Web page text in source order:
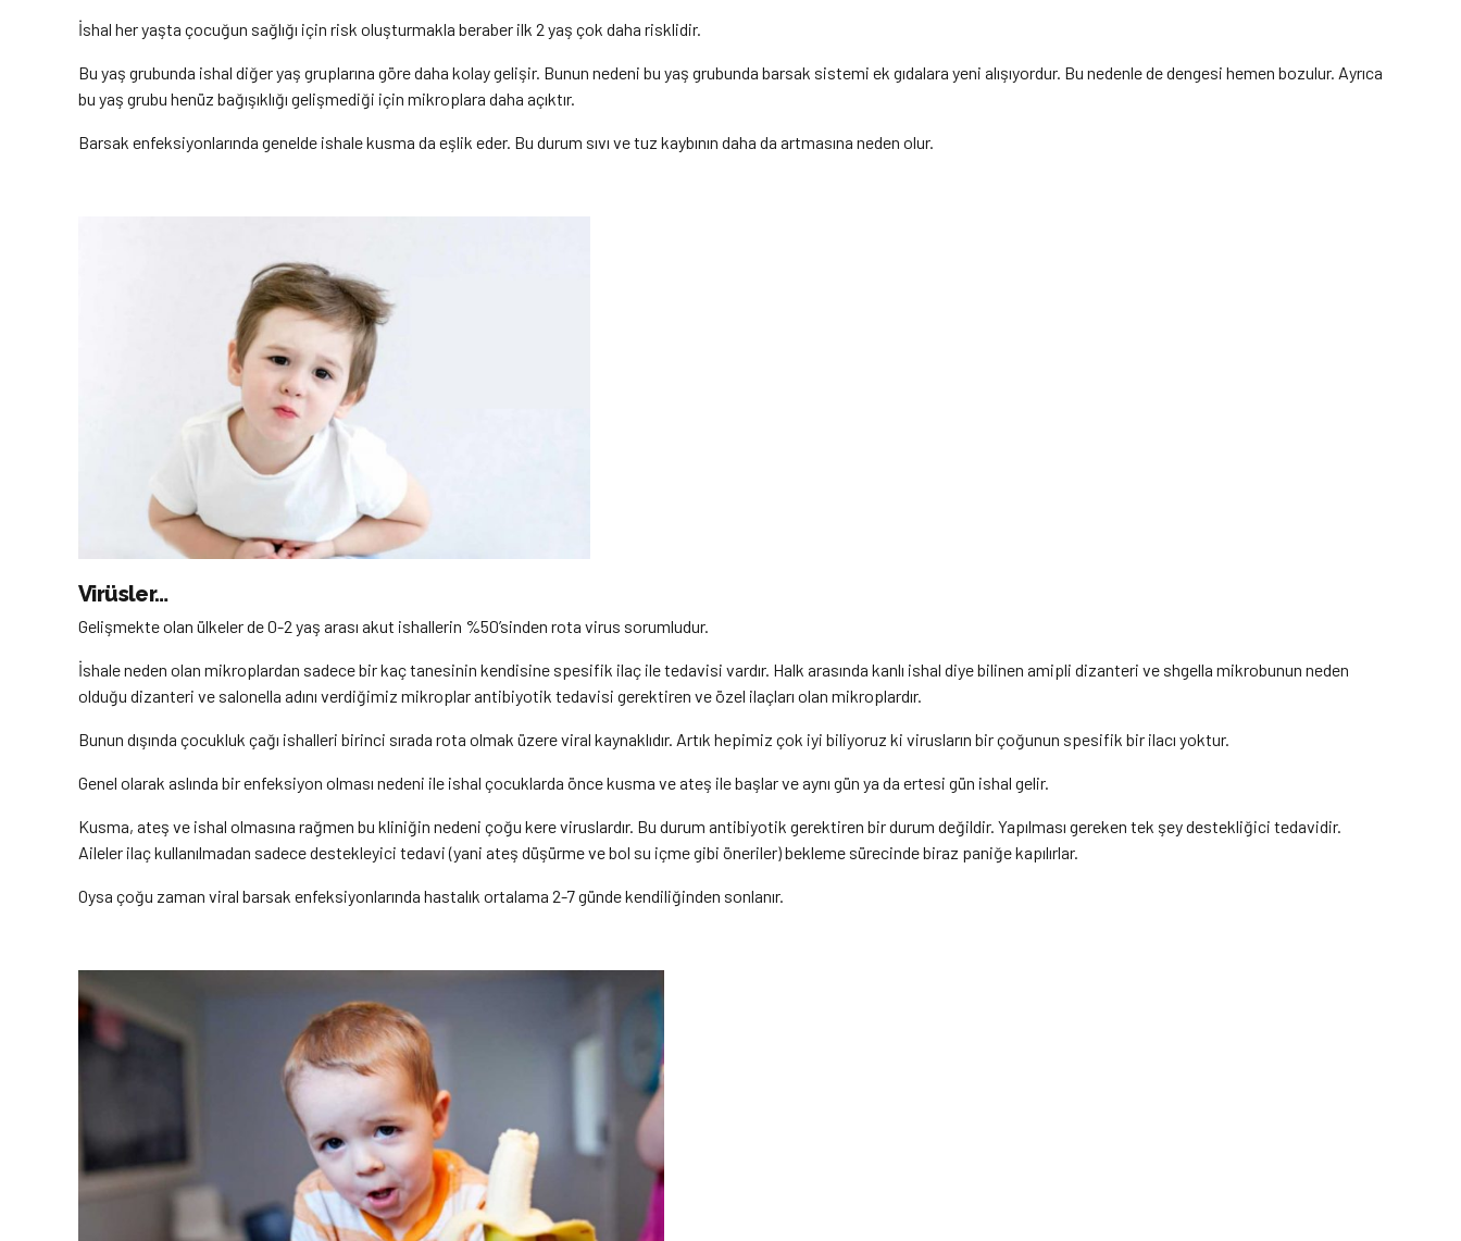
İshal her yaşta çocuğun sağlığı için risk oluşturmakla beraber ilk 2 yaş çok daha risklidir.
Bu yaş grubunda ishal diğer yaş gruplarına göre daha kolay gelişir. Bunun nedeni bu yaş grubunda barsak sistemi ek gıdalara yeni alışıyordur. Bu nedenle de dengesi hemen bozulur. Ayrıca
bu yaş grubu henüz bağışıklığı gelişmediği için mikroplara daha açıktır.
Barsak enfeksiyonlarında genelde ishale kusma da eşlik eder. Bu durum sıvı ve tuz kaybının daha da artmasına neden olur.
Virüsler…
Gelişmekte olan ülkeler de 0-2 yaş arası akut ishallerin %50’sinden rota virus sorumludur.
İshale neden olan mikroplardan sadece bir kaç tanesinin kendisine spesifik ilaç ile tedavisi vardır. Halk arasında kanlı ishal diye bilinen amipli dizanteri ve shgella mikrobunun neden
olduğu dizanteri ve salonella adını verdiğimiz mikroplar antibiyotik tedavisi gerektiren ve özel ilaçları olan mikroplardır.
Bunun dışında çocukluk çağı ishalleri birinci sırada rota olmak üzere viral kaynaklıdır. Artık hepimiz çok iyi biliyoruz ki virusların bir çoğunun spesifik bir ilacı yoktur.
Genel olarak aslında bir enfeksiyon olması nedeni ile ishal çocuklarda önce kusma ve ateş ile başlar ve aynı gün ya da ertesi gün ishal gelir.
Kusma, ateş ve ishal olmasına rağmen bu kliniğin nedeni çoğu kere viruslardır. Bu durum antibiyotik gerektiren bir durum değildir. Yapılması gereken tek şey destekliğici tedavidir.
Aileler ilaç kullanılmadan sadece destekleyici tedavi (yani ateş düşürme ve bol su içme gibi öneriler) bekleme sürecinde biraz paniğe kapılırlar.
Oysa çoğu zaman viral barsak enfeksiyonlarında hastalık ortalama 2-7 günde kendiliğinden sonlanır.